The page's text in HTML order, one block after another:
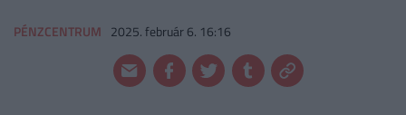
PÉNZCENTRUM 2025. február 6. 16:16